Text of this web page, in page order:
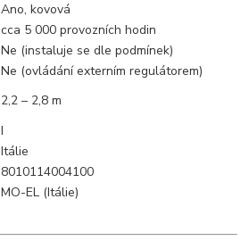
Ano, kovová
cca 5 000 provozních hodin
Ne (instaluje se dle podmínek)
Ne (ovládání externím regulátorem)
2,2 – 2,8 m
I
Itálie
8010114004100
MO-EL (Itálie)